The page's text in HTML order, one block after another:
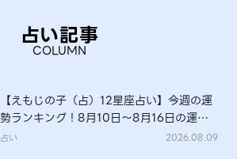
占い記事
COLUMN
【えもじの子（占）12星座占い】今週の運
勢ランキング！8月10日～8月16日の運勢
は？
占い 2026.08.09